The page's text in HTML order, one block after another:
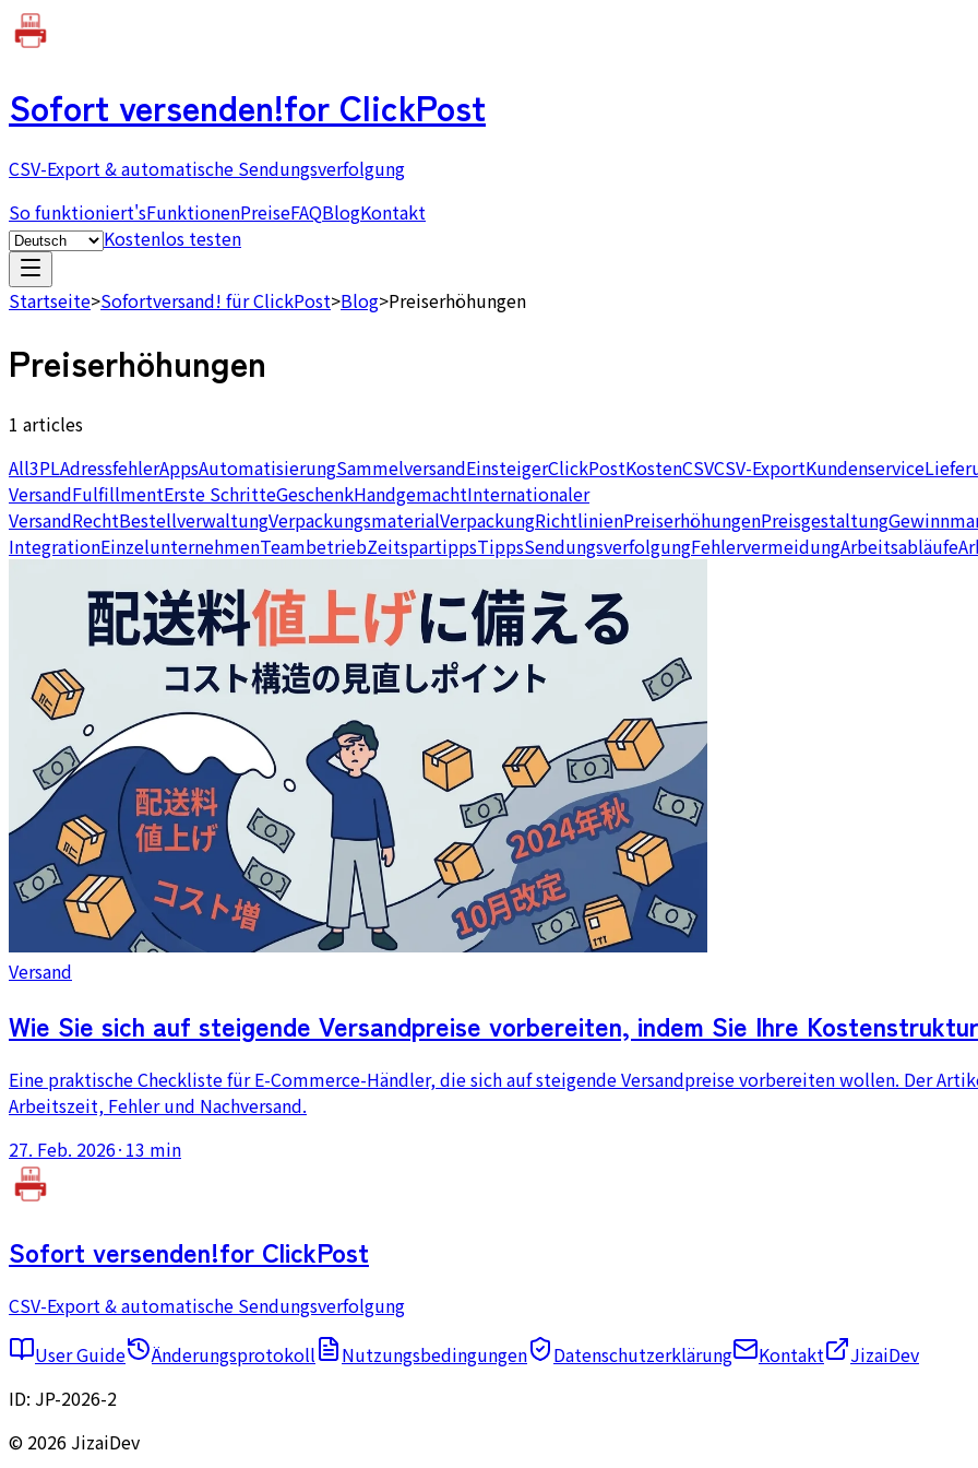
Sofort versenden!for ClickPost
CSV-Export & automatische Sendungsverfolgung
So funktioniert'sFunktionenPreiseFAQBlogKontakt
Kostenlos testen
Startseite>Sofortversand! für ClickPost>Blog>Preiserhöhungen
Preiserhöhungen
1 articles
All3PLAdressfehlerAppsAutomatisierungSammelversandEinsteigerClickPostKostenCSVCSV-ExportKundenservice
VersandFulfillmentErste SchritteGeschenkHandgemachtInternationaler
VersandRechtBestellverwaltungVerpackungsmaterialVerpackungRichtlinienPreiserhöhungenPreisgestaltung
IntegrationEinzelunternehmenTeambetriebZeitspartippsTippsSendungsverfolgungFehlervermeidungArbeitsabläufe
Versand
Wie Sie sich auf steigende Versandpreise vorbereiten, indem Sie Ihre
Eine praktische Checkliste für E-Commerce-Händler, die sich auf steigende Versandpreise vorbereiten wollen. Der
Arbeitszeit, Fehler und Nachversand.
27. Feb. 2026· 13 min
Sofort versenden!for ClickPost
CSV-Export & automatische Sendungsverfolgung
User Guide
Änderungsprotokoll Nutzungsbedingungen Datenschutzerklärung Kontakt
JizaiDev
ID: JP-2026-2
© 2026 JizaiDev